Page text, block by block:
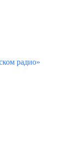
радио»